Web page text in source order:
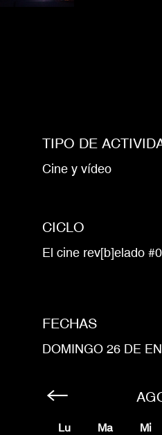
TIPO DE
Cine y vídeo
CICLO
El cine rev[b]elado
FECHAS
DOMINGO 26 DE
Lu Ma Mi